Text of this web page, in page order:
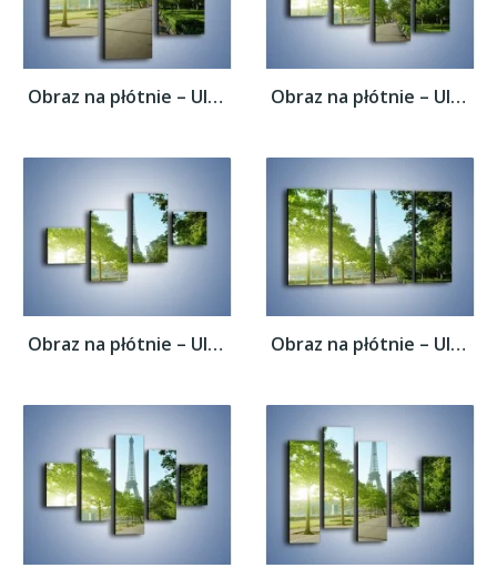
Obraz na płótnie – Uliczka w parku na tle... Obraz na płótnie – Uliczka w parku na tle...
Obraz na płótnie – Uliczka w parku na tle... Obraz na płótnie – Uliczka w parku na tle...